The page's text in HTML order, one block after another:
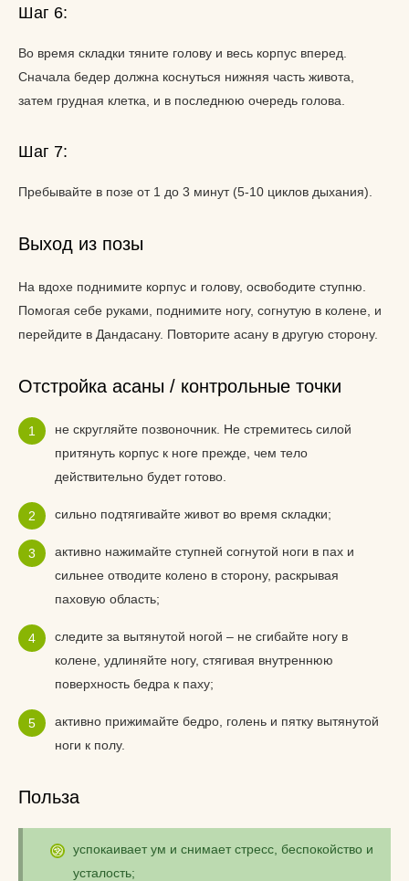
Шаг 6:
Во время складки тяните голову и весь корпус вперед.
Сначала бедер должна коснуться нижняя часть живота,
затем грудная клетка, и в последнюю очередь голова.
Шаг 7:
Пребывайте в позе от 1 до 3 минут (5-10 циклов дыхания).
Выход из позы
На вдохе поднимите корпус и голову, освободите ступню.
Помогая себе руками, поднимите ногу, согнутую в колене, и
перейдите в Дандасану. Повторите асану в другую сторону.
Отстройка асаны / контрольные точки
не скругляйте позвоночник. Не стремитесь силой
притянуть корпус к ноге прежде, чем тело
действительно будет готово.
сильно подтягивайте живот во время складки;
активно нажимайте ступней согнутой ноги в пах и
сильнее отводите колено в сторону, раскрывая
паховую область;
следите за вытянутой ногой – не сгибайте ногу в
колене, удлиняйте ногу, стягивая внутреннюю
поверхность бедра к паху;
активно прижимайте бедро, голень и пятку вытянутой
ноги к полу.
Польза
успокаивает ум и снимает стресс, беспокойство и
усталость;